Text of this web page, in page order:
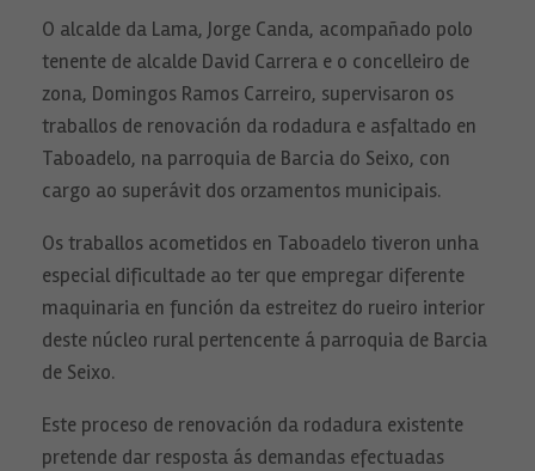
O alcalde da Lama, Jorge Canda, acompañado polo
tenente de alcalde David Carrera e o concelleiro de
zona, Domingos Ramos Carreiro, supervisaron os
traballos de renovación da rodadura e asfaltado en
Taboadelo, na parroquia de Barcia do Seixo, con
cargo ao superávit dos orzamentos municipais.
Os traballos acometidos en Taboadelo tiveron unha
especial dificultade ao ter que empregar diferente
maquinaria en función da estreitez do rueiro interior
deste núcleo rural pertencente á parroquia de Barcia
de Seixo.
Este proceso de renovación da rodadura existente
pretende dar resposta ás demandas efectuadas